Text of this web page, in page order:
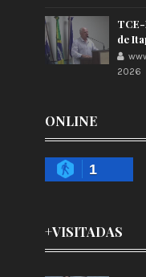
de
2026
ONLINE
1
+VISITADAS